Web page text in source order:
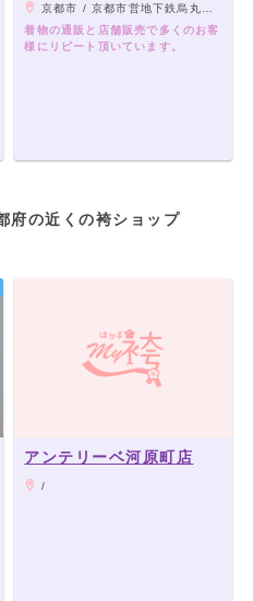
京都市 / 京都市営地下鉄烏丸御池駅下車徒歩5分 / 阪急京都線烏丸駅下車徒歩7分
着物の通販と店舗販売で多くのお客
様にリピート頂いています。
府の近くの袴ショップ
アンテリーベ河原町店
/